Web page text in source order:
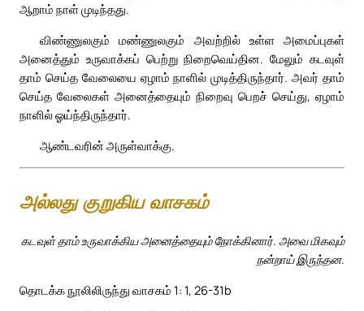
ஆறாம் நாள் முடிந்தது.
விண்ணுலகும் மண்ணுலகும் அவற்றில் உள்ள அமைப்புகள்
அனைத்தும் உருவாக்கப் பெற்று நிறைவெய்தின. மேலும் கடவுள்
தாம் செய்த வேலையை ஏழாம் நாளில் முடித்திருந்தார். அவர் தாம்
செய்த வேலைகள் அனைத்தையும் நிறைவு பெறச் செய்து, ஏழாம்
நாளில் ஓய்ந்திருந்தார்.
ஆண்டவரின் அருள்வாக்கு.
அல்லது குறுகிய வாசகம்
கடவுள் தாம் உருவாக்கிய அனைத்தையும் நோக்கினார். அவை மிகவும்
நன்றாய் இருந்தன.
தொடக்க நூலிலிருந்து வாசகம் 1: 1, 26-31b